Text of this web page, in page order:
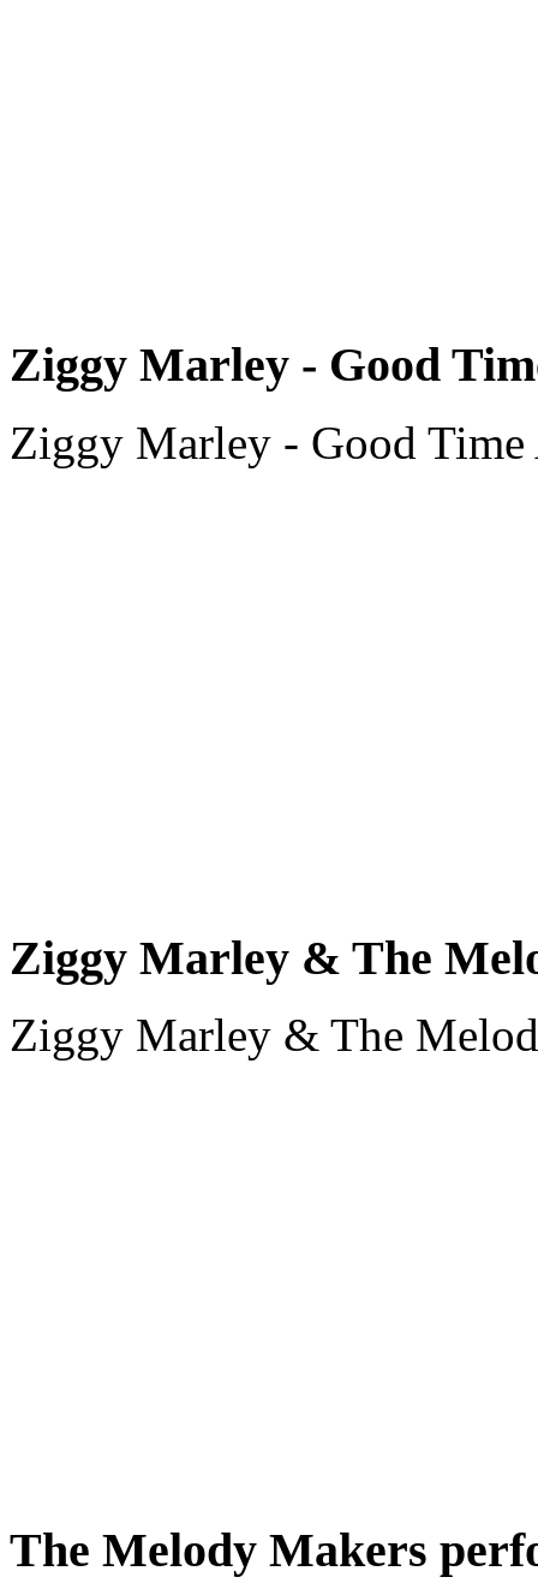
Ziggy Marley - Good
Ziggy Marley - Good Time
Ziggy Marley & The
Ziggy Marley & The
The Melody Makers